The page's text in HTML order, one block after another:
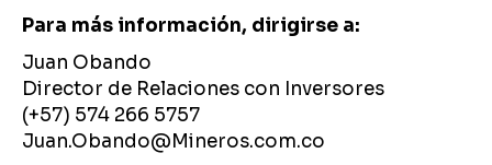
Para más información, dirigirse a:
Juan Obando
Director de Relaciones con Inversores
(+57) 574 266 5757
Juan.Obando@Mineros.com.co